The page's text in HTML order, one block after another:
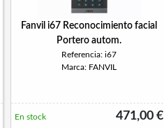
Fanvil i67 Reconocimiento facial
Portero autom.
Referencia: i67
Marca: FANVIL
471,00 €
En stock